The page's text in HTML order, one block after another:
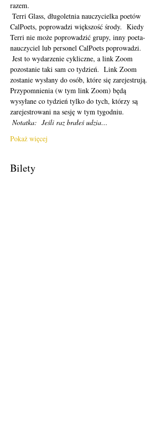
razem.
CalPoets, poprowadzi większość środy.  Kiedy
Terri nie może poprowadzić grupy, inny poeta-
nauczyciel lub personel CalPoets poprowadzi.
pozostanie taki sam co tydzień.  Link Zoom
zostanie wysłany do osób, które się zarejestrują.
Przypomnienia (w tym link Zoom) będą
wysyłane co tydzień tylko do tych, którzy są
zarejestrowani na sesję w tym tygodniu.
Notatka: Jeśli raz brałeś udzia…
Pokaż więcej
Bilety